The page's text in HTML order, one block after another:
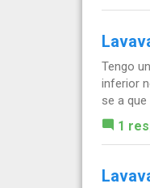
Tengo
inferior
se a
1